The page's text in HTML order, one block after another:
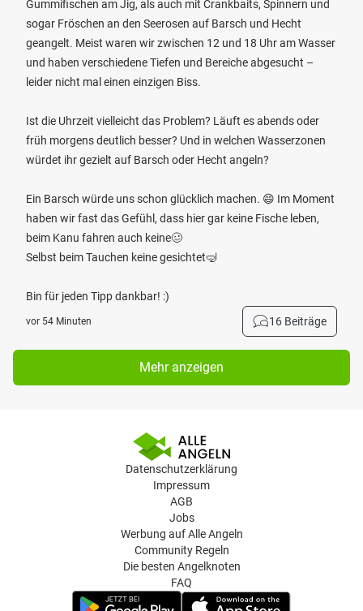
Gummifischen am Jig, als auch mit Crankbaits, Spinnern und
sogar Fröschen an den Seerosen auf Barsch und Hecht
geangelt. Meist waren wir zwischen 12 und 18 Uhr am Wasser
und haben verschiedene Tiefen und Bereiche abgesucht –
leider nicht mal einen einzigen Biss.
Ist die Uhrzeit vielleicht das Problem? Läuft es abends oder
früh morgens deutlich besser? Und in welchen Wasserzonen
würdet ihr gezielt auf Barsch oder Hecht angeln?
Ein Barsch würde uns schon glücklich machen. 😄 Im Moment
haben wir fast das Gefühl, dass hier gar keine Fische leben,
beim Kanu fahren auch keine🥴
Selbst beim Tauchen keine gesichtet🤿
Bin für jeden Tipp dankbar! :)
vor 54 Minuten 16 Beiträge
Mehr anzeigen
Datenschutzerklärung
Impressum
AGB
Jobs
Werbung auf Alle Angeln
Community Regeln
Die besten Angelknoten
FAQ